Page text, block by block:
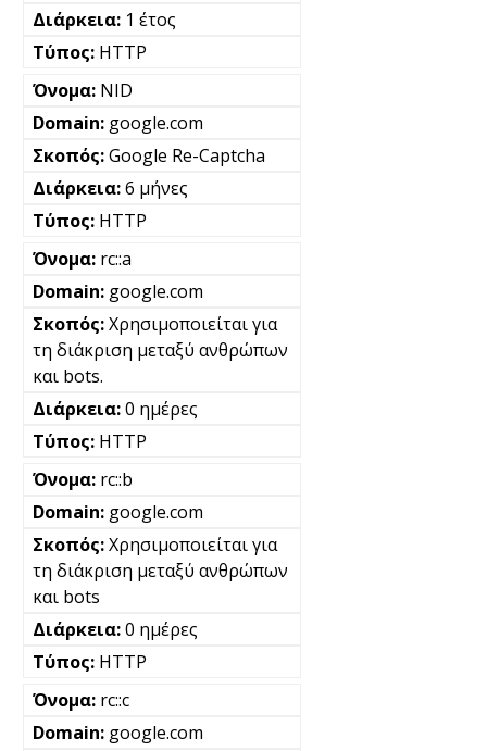
1 έτος
HTTP
NID
google.com
Google Re-Captcha
6 μήνες
HTTP
rc::a
google.com
Χρησιμοποιείται για
τη διάκριση μεταξύ ανθρώπων
και bots.
0 ημέρες
HTTP
rc::b
google.com
Χρησιμοποιείται για
τη διάκριση μεταξύ ανθρώπων
και bots
0 ημέρες
HTTP
rc::c
google.com